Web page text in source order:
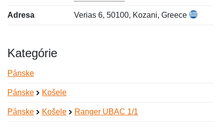
Adresa Verias 6, 50100, Kozani, Greece
Kategórie
Pánske
Pánske Košele
Pánske Košele Ranger UBAC 1/1